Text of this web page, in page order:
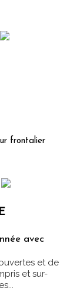
frontalier
avec
et de
et sur-